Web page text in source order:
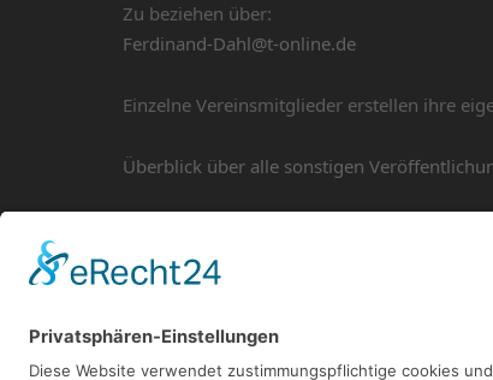
Zu beziehen über:
Ferdinand-Dahl@t-online.de
Einzelne Vereinsmitglieder erstellen ihre
Überblick über alle sonstigen
Post
navigation